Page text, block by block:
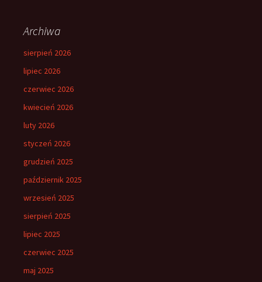
Archiwa
sierpień 2026
lipiec 2026
czerwiec 2026
kwiecień 2026
luty 2026
styczeń 2026
grudzień 2025
październik 2025
wrzesień 2025
sierpień 2025
lipiec 2025
czerwiec 2025
maj 2025